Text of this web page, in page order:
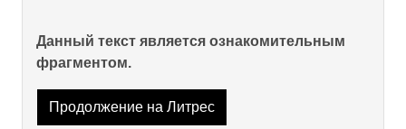
Данный текст является ознакомительным
фрагментом.
Продолжение на Литрес